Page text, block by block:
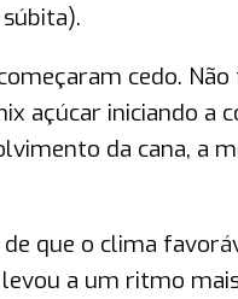
cedo.
açúcar iniciando a
da cana, a
que o clima
a um ritmo